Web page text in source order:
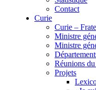
Contact
Curie
Curie –
Ministre
Ministre
Réunions
Projets